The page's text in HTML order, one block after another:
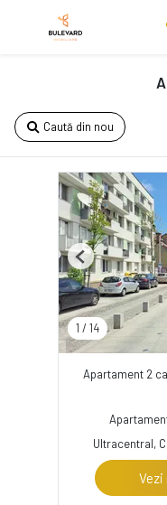
Caută din nou
1 / 14
Previous
Apartament 2
Ultracentral,